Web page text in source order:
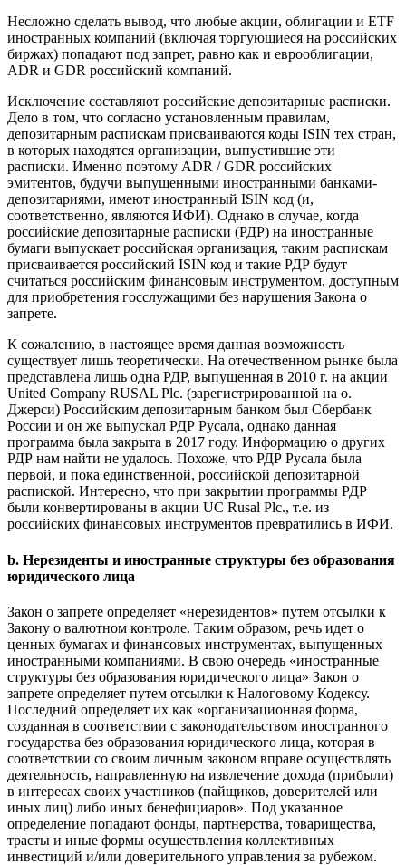
Несложно сделать вывод, что любые акции, облигации и ЕТF
иностранных компаний (включая торгующиеся на российских
биржах) попадают под запрет, равно как и еврооблигации,
ADR и GDR российский компаний.
Исключение составляют российские депозитарные расписки.
Дело в том, что согласно установленным правилам,
депозитарным распискам присваиваются коды ISIN тех стран,
в которых находятся организации, выпустившие эти
расписки. Именно поэтому ADR /GDR российских
эмитентов, будучи выпущенными иностранными банками-
депозитариями, имеют иностранный ISIN код (и,
соответственно, являются ИФИ). Однако в случае, когда
российские депозитарные расписки (РДР) на иностранные
бумаги выпускает российская организация, таким распискам
присваивается российский ISIN код и такие РДР будут
считаться российским финансовым инструментом, доступным
для приобретения госслужащими без нарушения Закона о
запрете.
К сожалению, в настоящее время данная возможность
существует лишь теоретически. На отечественном рынке была
представлена лишь одна РДР, выпущенная в 2010 г. на акции
United Company RUSAL Plc. (зарегистрированной на о.
Джерси) Российским депозитарным банком был Сбербанк
России и он же выпускал РДР Русала, однако данная
программа была закрыта в 2017 году. Информацию о других
РДР нам найти не удалось. Похоже, что РДР Русала была
первой, и пока единственной, российской депозитарной
распиской. Интересно, что при закрытии программы РДР
были конвертированы в акции UC Rusal Plc., т.е. из
российских финансовых инструментов превратились в ИФИ.
b. Нерезиденты и иностранные структуры без образования
юридического лица
Закон о запрете определяет «нерезидентов» путем отсылки к
Закону о валютном контроле. Таким образом, речь идет о
ценных бумагах и финансовых инструментах, выпущенных
иностранными компаниями. В свою очередь «иностранные
структуры без образования юридического лица» Закон о
запрете определяет путем отсылки к Налоговому Кодексу.
Последний определяет их как «организационная форма,
созданная в соответствии с законодательством иностранного
государства без образования юридического лица, которая в
соответствии со своим личным законом вправе осуществлять
деятельность, направленную на извлечение дохода (прибыли)
в интересах своих участников (пайщиков, доверителей или
иных лиц) либо иных бенефициаров». Под указанное
определение попадают фонды, партнерства, товарищества,
трасты и иные формы осуществления коллективных
инвестиций и/или доверительного управления за рубежом.